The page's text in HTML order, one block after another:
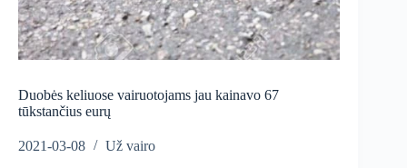
Duobės keliuose vairuotojams jau kainavo 67
tūkstančius eurų
2021-03-08 Už vairo